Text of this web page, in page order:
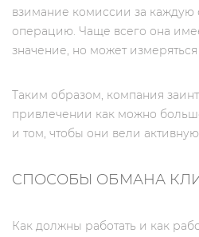
взимание комиссии за
операцию. Чаще всего она
значение, но может
Таким образом, компания
привлечении как можно
и том, чтобы они вели
СПОСОБЫ ОБМАНА
Как должны работать и как